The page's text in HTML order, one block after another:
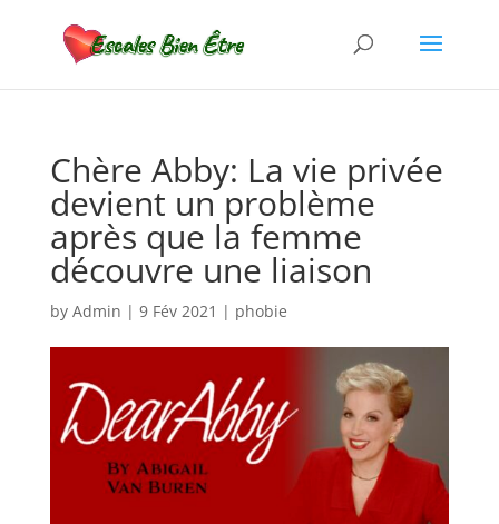
Chère Abby: La vie privée
devient un problème
après que la femme
découvre une liaison
by Admin | 9 Fév 2021 | phobie